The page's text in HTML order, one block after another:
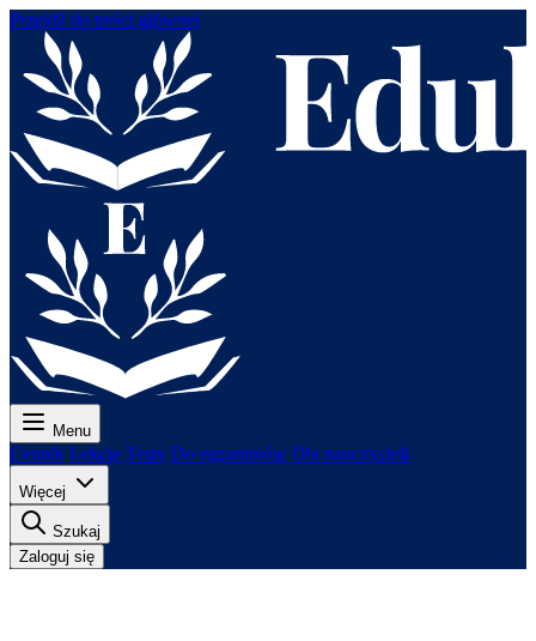
Przejdź do treści głównej
Menu
Cennik Lekcje Testy Do egzaminów Dla nauczycieli
Więcej
Szukaj
Zaloguj się